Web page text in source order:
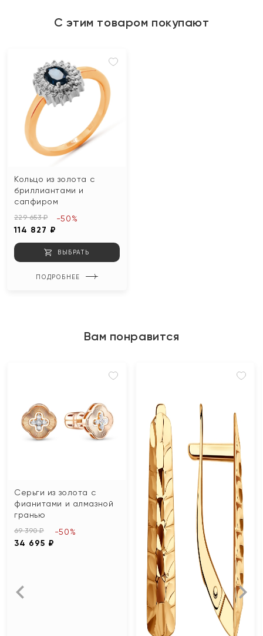
С этим товаром покупают
Кольцо из золота с
бриллиантами и
сапфиром
229 653 ₽
114 827 ₽
-50%
ВЫБРАТЬ
ПОДРОБНЕЕ
Вам понравится
Серьги из золота с
фианитами и алмазной
гранью
69 390 ₽
34 695 ₽
-50%